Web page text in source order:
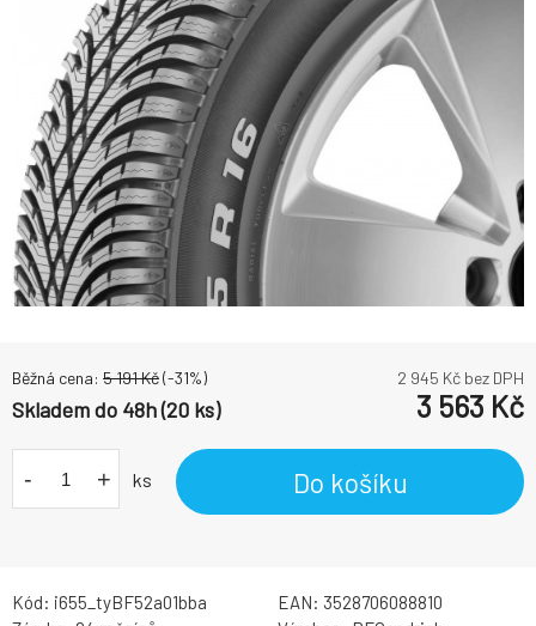
Běžná cena: 5 191Kč(-31%) 2 945 Kč bez DPH
Skladem do 48h (20 ks) 3 563 Kč
- + ks Do košíku
Kód: i655_tyBF52a01bba EAN: 3528706088810